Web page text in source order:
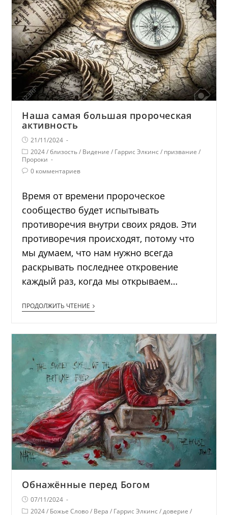
Наша самая большая пророческая
активность
21/11/2024
2024 / близость / Видение / Гаррис Элкинс / призвание /
Пророки
0 комментариев
Время от времени пророческое
сообщество будет испытывать
противоречия внутри своих рядов. Эти
противоречия происходят, потому что
мы думаем, что нам нужно всегда
раскрывать последнее откровение
каждый раз, когда мы открываем…
ПРОДОЛЖИТЬ ЧТЕНИЕ
Обнажённые перед Богом
07/11/2024
2024 / Божье Слово / Вера / Гаррис Элкинс / доверие /